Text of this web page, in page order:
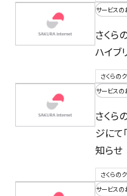
サービスの
さくら
ハイブ
さくらの
サービスの
さくら
ジにて
知らせ
さくらの
サービスの